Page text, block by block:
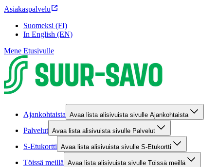
Asiakaspalvelu
Suomeksi (FI)
In English (EN)
Mene Etusivulle
Ajankohtaista Avaa lista alisivuista sivulle Ajankohtaista
Palvelut Avaa lista alisivuista sivulle Palvelut
S-Etukortti Avaa lista alisivuista sivulle S-Etukortti
Töissä meillä Avaa lista alisivuista sivulle Töissä meillä